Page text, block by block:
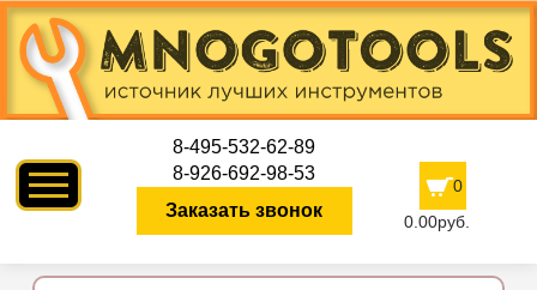
8-495-532-62-89
8-926-692-98-53
Заказать звонок
0
0.00руб.